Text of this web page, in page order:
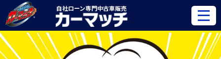
自社ローン専門中古車販売